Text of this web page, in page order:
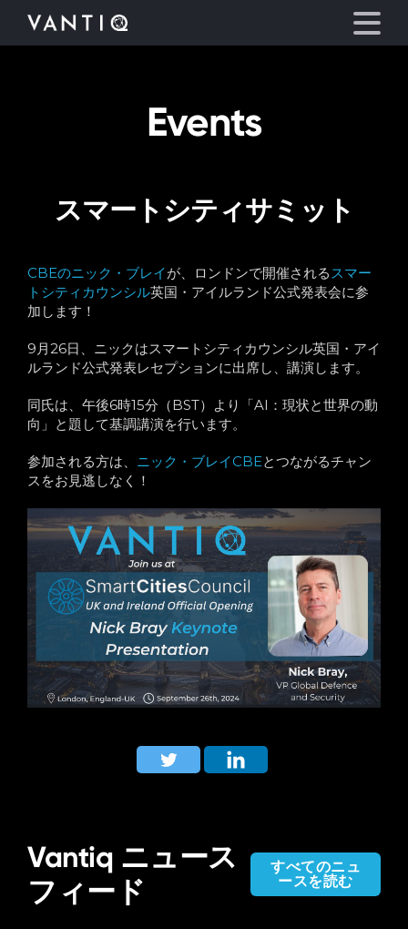
プラットフォーム
パートナーシップ
お役立ち情報
会社情報
言語
Events
スマートシティサミット
CBEのニック・ブレイが、ロンドンで開催されるスマー
トシティカウンシル英国・アイルランド公式発表会に参
加します！
9月26日、ニックはスマートシティカウンシル英国・アイ
ルランド公式発表レセプションに出席し、講演します。
同氏は、午後6時15分（BST）より「AI：現状と世界の動
向」と題して基調講演を行います。
参加される方は、 ニック・ブレイCBEとつながるチャン
スをお見逃しなく！
Vantiq ニュース
フィード
すべてのニュ
ースを読む